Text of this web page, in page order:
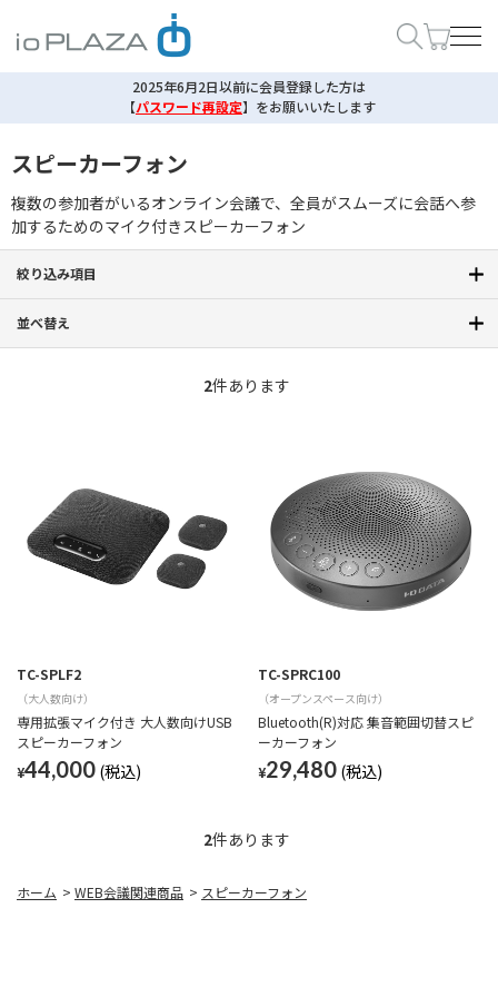
2025年6月2日以前に会員登録した方は
【パスワード再設定】 をお願いいたします
スピーカーフォン
複数の参加者がいるオンライン会議で、全員がスムーズに会話へ参
加するためのマイク付きスピーカーフォン
絞り込み項目
並べ替え
2件あります
TC-SPLF2
（大人数向け）
専用拡張マイク付き 大人数向けUSB
スピーカーフォン
¥44,000
TC-SPRC100
（オープンスペース向け）
Bluetooth(R)対応 集音範囲切替スピ
ーカーフォン
¥29,480
2件あります
ホーム > WEB会議関連商品 > スピーカーフォン